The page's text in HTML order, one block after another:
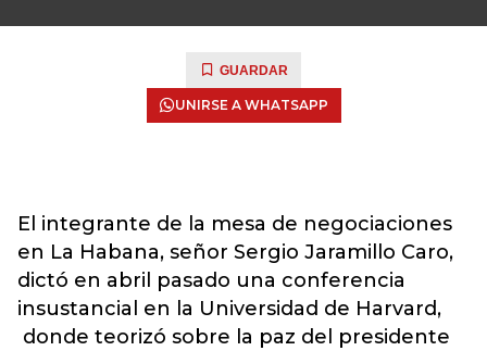
GUARDAR
UNIRSE A WHATSAPP
El integrante de la mesa de negociaciones
en La Habana, señor Sergio Jaramillo Caro,
dictó en abril pasado una conferencia
insustancial en la Universidad de Harvard,
donde teorizó sobre la paz del presidente